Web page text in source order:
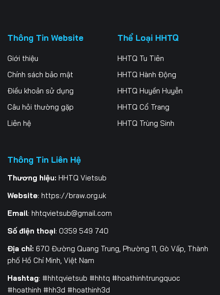
Thông Tin Website
Giới thiệu
Chính sách bảo mật
Điều khoản sử dụng
Câu hỏi thường gặp
Liên hệ
Thể Loại HHTQ
HHTQ Tu Tiên
HHTQ Hành Động
HHTQ Huyền Huyễn
HHTQ Cổ Trang
HHTQ Trùng Sinh
Thông Tin Liên Hệ
Thương hiệu: HHTQ Vietsub
Website: https://braw.org.uk
Email: hhtqvietsub@gmail.com
Số điện thoại: 0359 549 740
Địa chỉ: 670 Đường Quang Trung, Phường 11, Gò Vấp, Thành
phố Hồ Chí Minh, Việt Nam
Hashtag: #hhtqvietsub #hhtq #hoathinhtrungquoc
#hoathinh #hh3d #hoathinh3d